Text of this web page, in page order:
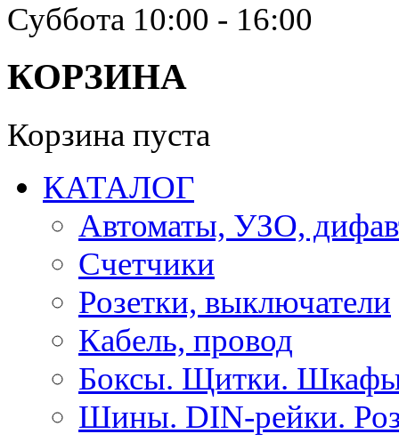
Суббота 10:00 - 16:00
КОРЗИНА
Корзина пуста
КАТАЛОГ
Автоматы, УЗО,
Счетчики
Розетки, выключатели
Кабель, провод
Боксы. Щитки.
Шины. DIN-рейки.